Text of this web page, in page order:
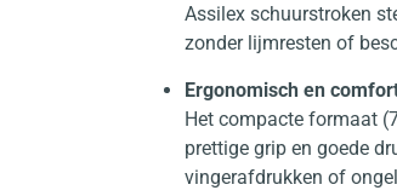
Assilex schuurstroken
zonder lijmresten of
Ergonomisch en
Het compacte formaat
prettige grip en goede
vingerafdrukken of